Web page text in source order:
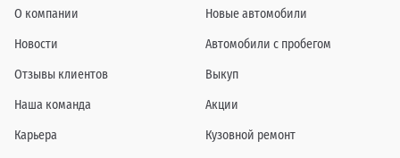
О компании
Новости
Отзывы клиентов
Наша команда
Карьера
Новые автомобили
Автомобили с пробегом
Выкуп
Акции
Кузовной ремонт